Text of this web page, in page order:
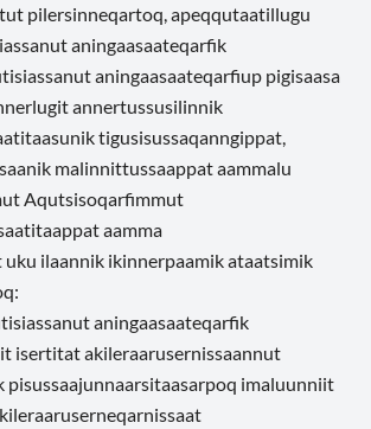
pilersinneqartoq, apeqqutaatillugu
aningaasaateqarfik
aningaasaateqarfiup pigisaasa
annertussusilinnik
tigusisussaqanngippat,
malinnittussaappat aammalu
Aqutsisoqarfimmut
aamma
ilaannik ikinnerpaamik ataatsimik
aningaasaateqarfik
isertitat akileraarusernissaannut
pisussaajunnaarsitaasarpoq imaluunniit